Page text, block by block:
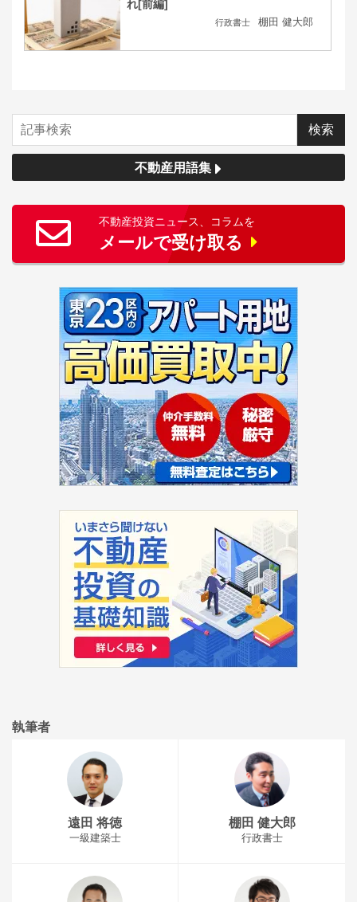
れ[前編]
行政書士 棚田 健大郎
不動産用語集
不動産投資ニュース、コラムを
メールで受け取る
執筆者
遠田 将徳
一級建築士
棚田 健大郎
行政書士